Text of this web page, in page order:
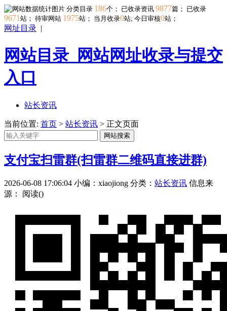
分类目录 186个； 已收录资讯 9877篇； 已收录
9671 站； 待审网站 1975站； 当月收录0站; 今日审核0站；
网址目录 |
网站目录_网站网址收录与提交
入口
站长资讯
当前位置: 首页 > 站长资讯 > 正文页面
网站搜索
支付宝扫雷群(扫雷群二维码直接进群)
2026-06-08 17:06:04 小编：xiaojiong 分类： 站长资讯 信息来
源：
阅读()